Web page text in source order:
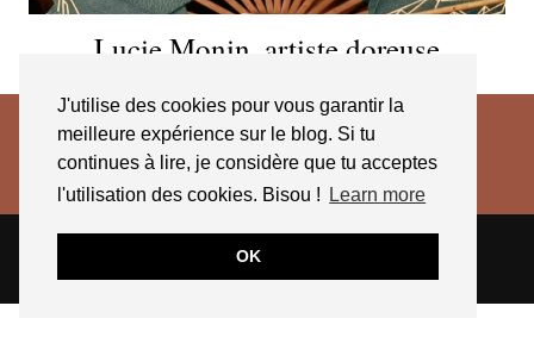
J'utilise des cookies pour vous garantir la
meilleure expérience sur le blog. Si tu
continues à lire, je considère que tu acceptes
l'utilisation des cookies. Bisou !
Learn more
OK
Lucie Monin, artiste doreuse
THEME CREATED BYpipdig